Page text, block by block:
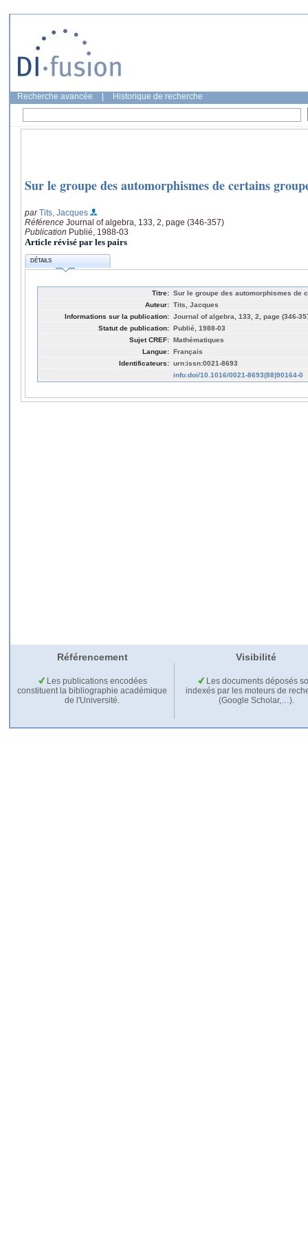
Recherche avancée Historique de recherche
Sur le groupe des automorphismes de certains
parTits, Jacques
Référence Journal of algebra, 133, 2, page (346-357)
Publication Publié, 1988-03
Article révisé par les pairs
DÉTAILS
Titre: Sur le groupe des automorphismes de
Auteur: Tits, Jacques
Informations sur la publication: Journal of algebra, 133, 2, page (346-
Statut de publication: Publié, 1988-03
Sujet CREF: Mathématiques
Langue: Français
Identificateurs: urn:issn:0021-8693
info:doi/10.1016/0021-8693(88)90164-0
Référencement Visibilité
Les publications encodées
constituent la bibliographie académique
de l'Université.
Les documents déposés
indexés par les moteurs de
(Google Scholar,…).